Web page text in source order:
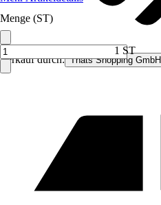
Verkauf durch: Thats Shopping GmbH
Menge (ST)
1 ST